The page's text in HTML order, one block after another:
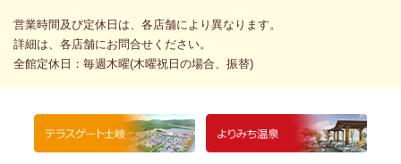
営業時間及び定休日は、各店舗により異なります。
詳細は、各店舗にお問合せください。
全館定休日：毎週木曜(木曜祝日の場合、振替)